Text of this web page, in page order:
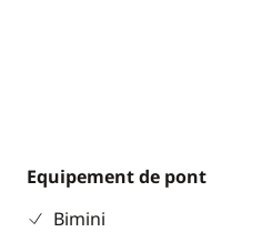
Equipement de pont
Bimini